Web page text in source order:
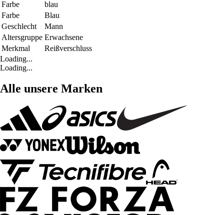
Farbe
blau
Farbe
Blau
Geschlecht
Mann
Altersgruppe Erwachsene
Merkmal
Reißverschluss
Loading...
Loading...
Alle unsere Marken